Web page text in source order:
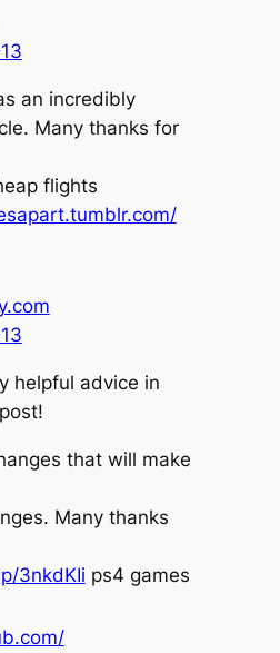
an incredibly
Many thanks for
flights
helpful advice in
that will make
Many thanks
3nkdKIi ps4 games